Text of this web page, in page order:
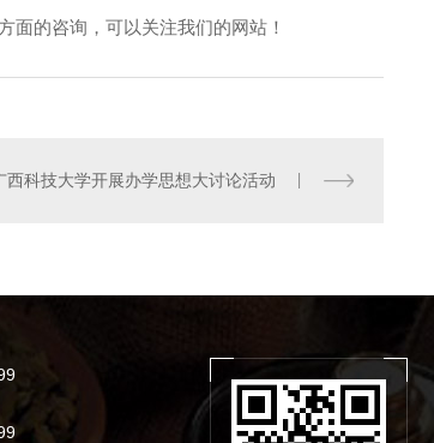
的咨询，可以关注我们的网站！
西科技大学开展办学思想大讨论活动